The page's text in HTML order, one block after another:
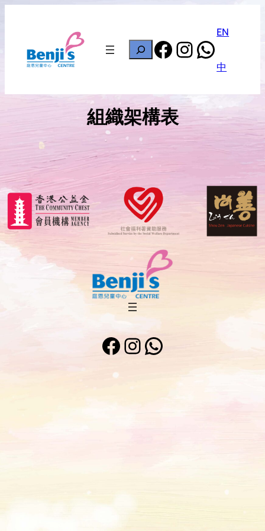
搜
尋
Facebook
Instagram
EN
中
組織架構表
Facebook
Instagram
WhatsApp